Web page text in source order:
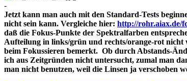
-
Jetzt kann man auch mit den Standard-Tests
nicht sein kann. Vergleiche hier: http://rohr.aiax.de/
daß die Fokus-Punkte der Spektralfarben
Aufteilung in links/grün und rechts/orange-rot
beim Fokussieren bemerkt. Ob durch Abstands-
ich aus Zeitgründen nicht untersucht, zumal man
man nicht benutzen, weil die Linsen ja verschoben